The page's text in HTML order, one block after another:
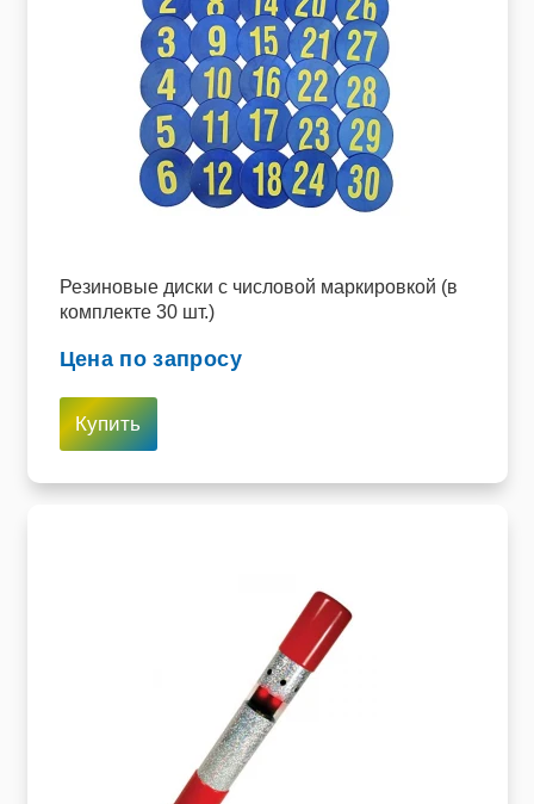
Резиновые диски с числовой маркировкой (в
комплекте 30 шт.)
Цена по запросу
Купить